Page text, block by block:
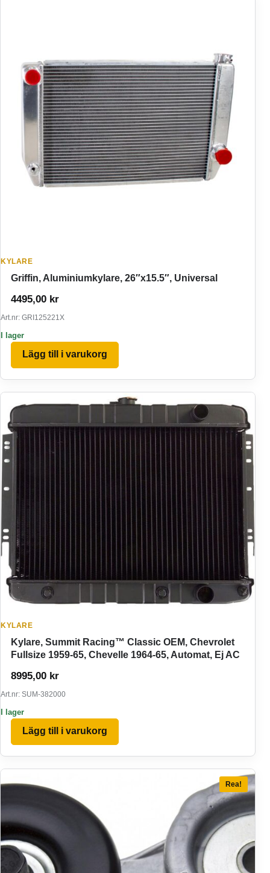
KYLARE
Griffin, Aluminiumkylare, 26″x15.5″, Universal
4495,00 kr
Art.nr: GRI125221X
I lager
Lägg till i varukorg
KYLARE
Kylare, Summit Racing™ Classic OEM, Chevrolet
Fullsize 1959-65, Chevelle 1964-65, Automat, Ej AC
8995,00 kr
Art.nr: SUM-382000
I lager
Lägg till i varukorg
Rea!